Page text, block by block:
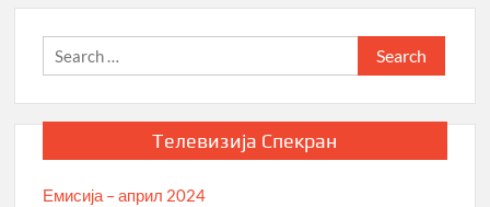
Search
for:
Телевизија Спекран
Емисија – април 2024